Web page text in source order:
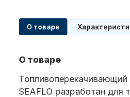
О товаре
О товаре
Топливоперекачивающий
SEAFLO разработан для